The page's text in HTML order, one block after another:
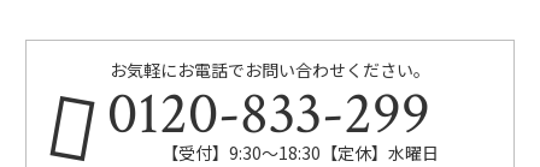
お気軽にお電話でお問い合わせください。
0120-833-299
【受付】9:30～18:30【定休】水曜日